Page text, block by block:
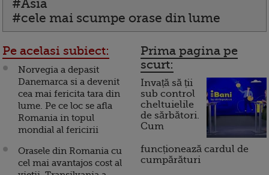
#Asia
#cele mai scumpe orase din lume
Pe acelasi subiect:
Norvegia a depasit
Danemarca si a devenit
cea mai fericita tara din
lume. Pe ce loc se afla
Romania in topul
mondial al fericirii
Orasele din Romania cu
cel mai avantajos cost al
Prima pagina pe
scurt:
Invață să ții
sub control
cheltuielile
de sărbători.
Cum
funcționează cardul de
cumpărături